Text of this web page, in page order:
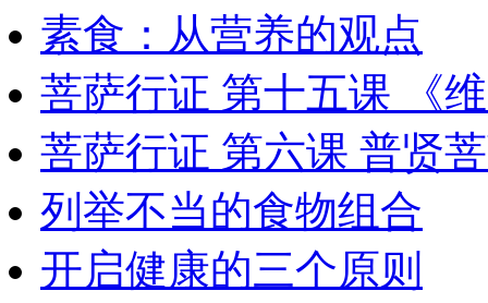
素食：从营养的观点
菩萨行证 第十五课 《
菩萨行证 第六课 普贤
列举不当的食物组合
开启健康的三个原则